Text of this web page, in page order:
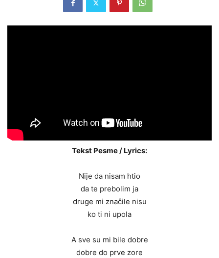
Tekst Pesme / Lyrics:
Nije da nisam htio
da te prebolim ja
druge mi značile nisu
ko ti ni upola
A sve su mi bile dobre
dobre do prve zore